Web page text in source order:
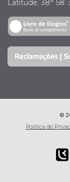
Latitude: 38° 58’
©
Política de